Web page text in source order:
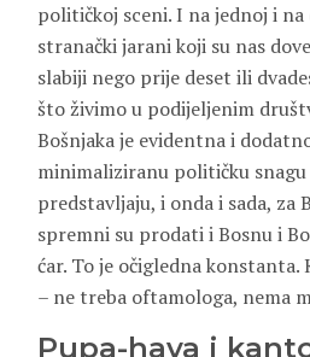
političkoj sceni. I na jednoj i
stranački jarani koji su nas
slabiji nego prije deset ili
što živimo u podijeljenim
Bošnjaka je evidentna i
minimaliziranu političku
predstavljaju, i onda i sada, za
spremni su prodati i Bosnu i
ćar. To je očigledna konstanta.
– ne treba oftamologa, nema
Pupa-hava i